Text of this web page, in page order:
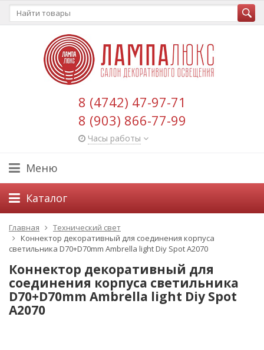
8 (4742) 47-97-71
8 (903) 866-77-99
Часы работы
Меню
Каталог
Главная
Технический свет
Коннектор декоративный для соединения корпуса
светильника D70+D70mm Ambrella light Diy Spot A2070
Коннектор декоративный для
соединения корпуса светильника
D70+D70mm Ambrella light Diy Spot
A2070